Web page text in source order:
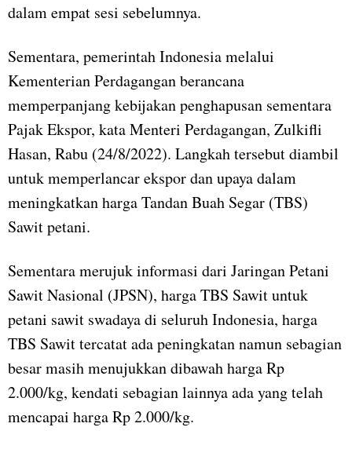
dalam empat sesi sebelumnya.
Sementara, pemerintah Indonesia melalui
Kementerian Perdagangan berancana
memperpanjang kebijakan penghapusan sementara
Pajak Ekspor, kata Menteri Perdagangan, Zulkifli
Hasan, Rabu (24/8/2022). Langkah tersebut diambil
untuk memperlancar ekspor dan upaya dalam
meningkatkan harga Tandan Buah Segar (TBS)
Sawit petani.
Sementara merujuk informasi dari Jaringan Petani
Sawit Nasional (JPSN), harga TBS Sawit untuk
petani sawit swadaya di seluruh Indonesia, harga
TBS Sawit tercatat ada peningkatan namun sebagian
besar masih menujukkan dibawah harga Rp
2.000/kg, kendati sebagian lainnya ada yang telah
mencapai harga Rp 2.000/kg.